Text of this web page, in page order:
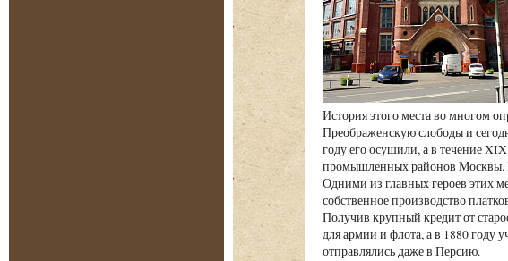
История этого места во многом
Преображенскую слободы и
году его осушили, а в течение
промышленных районов Москвы.
Одними из главных героев этих
собственное производство
Получив крупный кредит от
для армии и флота, а в 1880 году
отправлялись даже в Персию.